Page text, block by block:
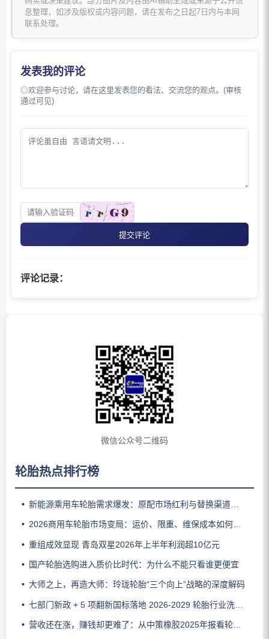
息整理，如涉及版权或内容问题，请在发布之日起7日内与本网
联系处理。
发表我的评论
◎欢迎参与讨论，请在这里发表您的看法、交流您的观点。(审核
通过可见)
提交评论
评论记录：
微信公众号二维码
轮胎热点排行榜
新能源乘用车轮胎需求爆发：原配市场红利与替换渠道难点解析
2026商用车轮胎市场变局：运价、限重、维保成本如何影响车队换胎选择
重组成效显现 青岛双星2026年上半年利润超10亿元
国产轮胎选购进入质价比时代：为什么不能只看谁更便宜
大师之上，再造大师：玲珑轮胎“三个向上”战略的深度解码
七部门新政 + 5 项翻新国标落地 2026‑2029 轮胎行业洗牌加速，老旧产能 5 年内淘汰
营收还在涨，赚钱却更难了：从中策橡胶2025年报看轮胎行业的新压力